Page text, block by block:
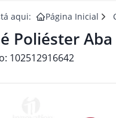
aqui: Página Inicial
Poliéster
102512916642